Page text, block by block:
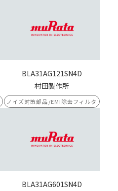
BLA31AG121SN4D
村田製作所
ノイズ対策部品/EMI除去フィルタ
BLA31AG601SN4D